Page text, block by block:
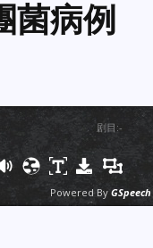
病例
剧目 :-
Powered By GSpeech